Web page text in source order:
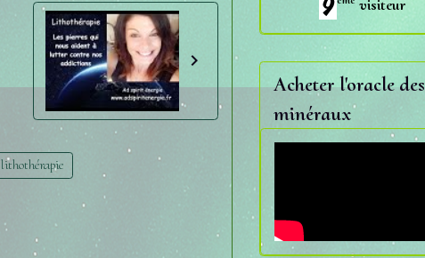
lithothérapie
visiteur
Acheter l'oracle des
minéraux